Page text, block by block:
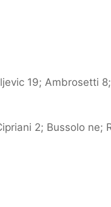
19; Ambrosetti 8;
2; Bussolo ne;